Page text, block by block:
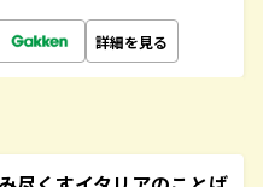
詳細を見る